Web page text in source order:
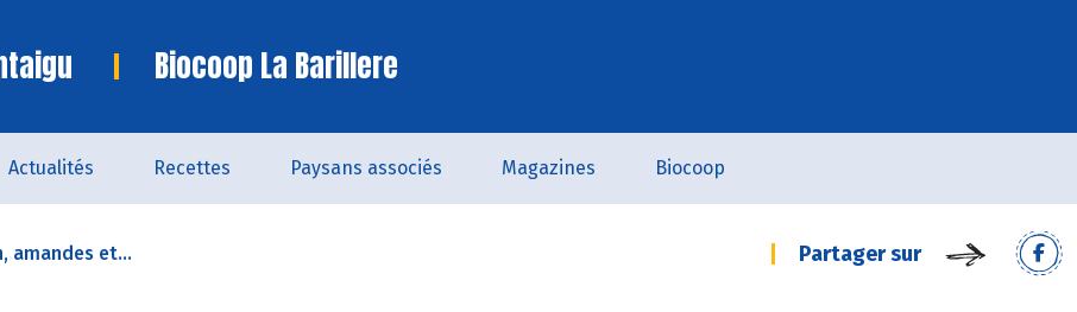
Biocoop La Barillere
Actualités Recettes Paysans associés Magazines Biocoop
amandes et... Partager sur